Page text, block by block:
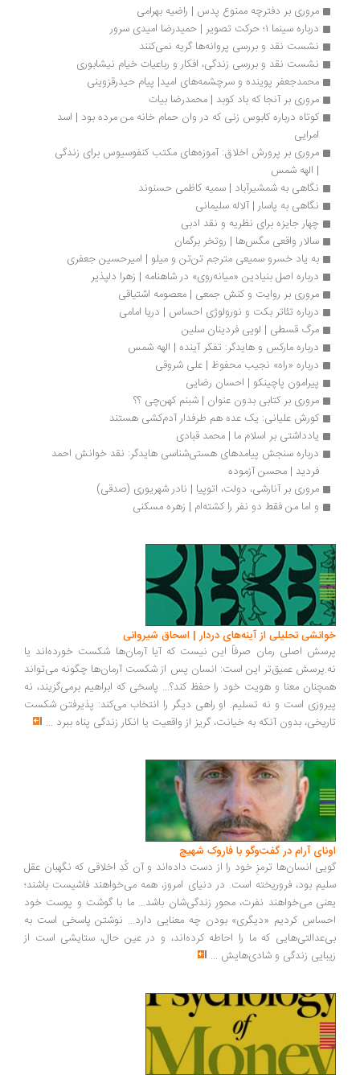
مروری بر دفترچه ممنوع پدس | راضیه بهرامی
درباره سینما ۱؛ حرکت تصویر | حمیدرضا امیدی سرور
نشست نقد و بررسی پروانه‌ها گریه نمی‌کنند
نشست نقد و بررسی زندگی، افکار و رباعیات خیام نیشابوری
محمدجعفر پوینده و سرچشمه‌های امید| پیام حیدرقزوینی
مروری بر آنجا که باد کوبد | محمدرضا بیات
امرایی
مروری بر پرورش اخلاق: آموزه‌های مکتب کنفوسیوس برای زندگی
| الهه شمس
نگاهی به شمشیر‌آباد | سمیه کاظمی حسنوند
نگاهی به پاسار | آلاله سلیمانی
چهار جایزه برای نظریه و نقد ادبی
سالار واقعی مگس‌ها | روتخر برگمان
به یاد خسرو سمیعی مترجم تن‌تن و میلو | امیرحسین جعفری
درباره اصل بنیادین «میانه‌روی» در شاهنامه | زهرا دلپذیر
مروری بر روایت و کنش جمعی | معصومه اشتیاقی
درباره تئاتر بکت و نورولوژی احساس | دریا امامی
مرگ قسطی | لویی فردینان سلین
درباره مارکس و هایدگر: تفکر آینده | الهه شمس
درباره «راه» نجیب محفوظ | علی شروقی
پیرامون پاچینکو | احسان رضایی
مروری بر کتابی بدون عنوان | شبنم کهن‌چی ؟؟
کورش علیانی: یک عده هم طرفدار آدم‌کشی هستند
یادداشتی بر اسلام ما | محمد قبادی
فردید | محسن آزموده
مروری بر آنارشی، دولت، اتوپیا | نادر شهریوری (صدقی)
و اما من فقط دو نفر را کشته‌ام | زهره مسکنی
خوانشی تحلیلی از آینه‌های دردار | اسحاق شیروانی
پرسش اصلی رمان صرفاً این نیست که آیا آرمان‌ها شکست خورده‌اند یا
نه.پرسش عمیق‌تر این است: انسان پس از شکست آرمان‌ها چگونه می‌تواند
همچنان معنا و هویت خود را حفظ کند؟... پاسخی که ابراهیم برمی‌گزیند، نه
پیروزی است و نه تسلیم. او راهی دیگر را انتخاب می‌کند: پذیرفتن شکست
تاریخی، بدون آنکه به خیانت، گریز از واقعیت یا انکار زندگی پناه ببرد...
اونای آرام در گفت‌وگو با فاروک شهیچ‭
گویی انسان‌ها ترمزِ خود را از دست داده‌اند و آن کُدِ اخلاقی که نگهبان عقل
سلیم بود، فروریخته است. در دنیای امروز، همه می‌خواهند فاشیست باشند؛
یعنی می‌خواهند نفرت، محورِ زندگی‌شان باشد... ما با گوشت و پوست خود
احساس کردیم «دیگری» بودن چه معنایی دارد... نوشتن پاسخی است به
بی‌عدالتی‌هایی که ما را احاطه کرده‌اند، و در عین حال، ستایشی است از
زیبایی زندگی و شادی‌هایش...